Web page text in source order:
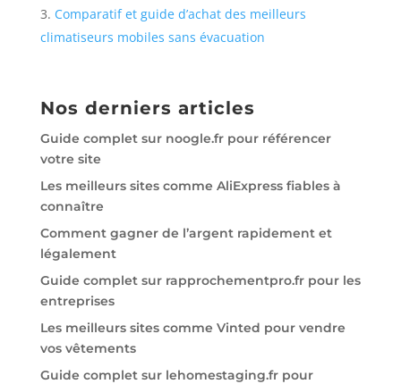
Comparatif et guide d’achat des meilleurs
climatiseurs mobiles sans évacuation
Nos derniers articles
Guide complet sur noogle.fr pour référencer
votre site
Les meilleurs sites comme AliExpress fiables à
connaître
Comment gagner de l’argent rapidement et
légalement
Guide complet sur rapprochementpro.fr pour les
entreprises
Les meilleurs sites comme Vinted pour vendre
vos vêtements
Guide complet sur lehomestaging.fr pour